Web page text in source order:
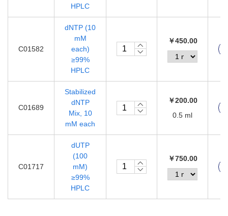
HPLC
C01582
dNTP (10
mM
each)
≥99%
HPLC
￥450.00
C01689
Stabilized
dNTP
Mix, 10
mM each
￥200.00
0.5 ml
C01717
dUTP
(100
mM)
≥99%
HPLC
￥750.00